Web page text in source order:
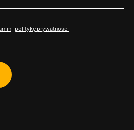
i politykę prywatności